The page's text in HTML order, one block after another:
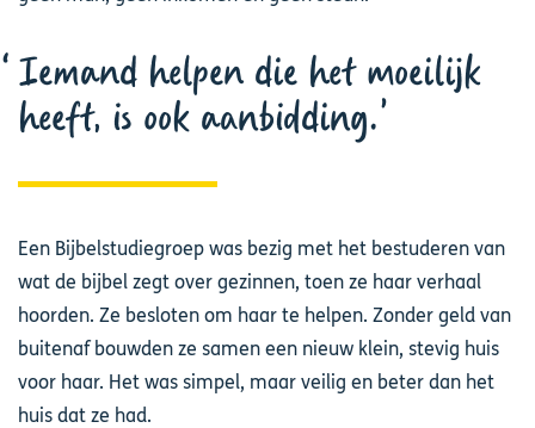
Iemand helpen die het moeilijk
heeft, is ook aanbidding.
Een Bijbelstudiegroep was bezig met het bestuderen van
wat de bijbel zegt over gezinnen, toen ze haar verhaal
hoorden. Ze besloten om haar te helpen. Zonder geld van
buitenaf bouwden ze samen een nieuw klein, stevig huis
voor haar. Het was simpel, maar veilig en beter dan het
huis dat ze had.